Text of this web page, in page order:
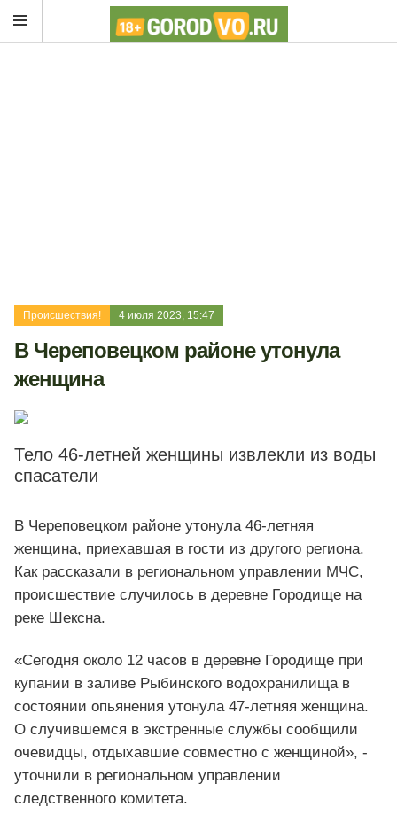
Происшествия! 4 июля 2023, 15:47
В Череповецком районе утонула
женщина
Тело 46-летней женщины извлекли из воды
спасатели
В Череповецком районе утонула 46-летняя
женщина, приехавшая в гости из другого региона.
Как рассказали в региональном управлении МЧС,
происшествие случилось в деревне Городище на
реке Шексна.
«Сегодня около 12 часов в деревне Городище при
купании в заливе Рыбинского водохранилища в
состоянии опьянения утонула 47-летняя женщина.
О случившемся в экстренные службы сообщили
очевидцы, отдыхавшие совместно с женщиной», -
уточнили в региональном управлении
следственного комитета.